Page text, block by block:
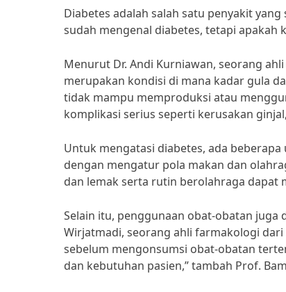
Diabetes adalah salah satu penyakit
sudah mengenal diabetes, tetapi apakah
Menurut Dr. Andi Kurniawan, seorang
merupakan kondisi di mana kadar gula
tidak mampu memproduksi atau
komplikasi serius seperti kerusakan
Untuk mengatasi diabetes, ada
dengan mengatur pola makan dan
dan lemak serta rutin berolahraga dapat
Selain itu, penggunaan obat-obatan juga
Wirjatmadi, seorang ahli farmakologi
sebelum mengonsumsi obat-obatan
dan kebutuhan pasien,” tambah Prof.